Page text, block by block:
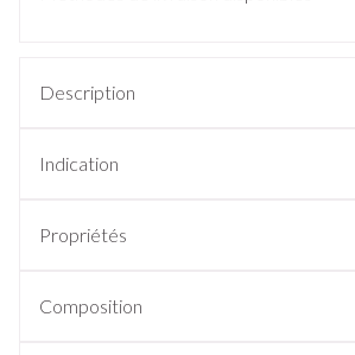
Description
Indication
Propriétés
Composition